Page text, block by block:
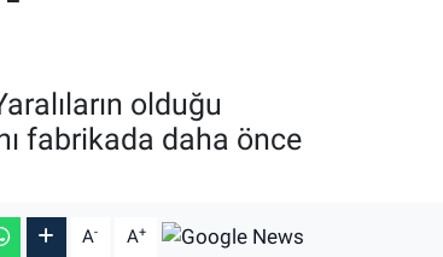
olduğu
fabrikada daha önce
A- A+